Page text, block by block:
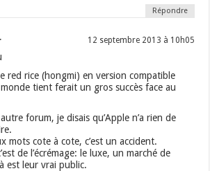
Répondre
12 septembre 2013 à 10h05
red rice (hongmi) en version compatible
tient ferait un gros succès face au
forum, je disais qu’Apple n’a rien de
mots cote à cote, c’est un accident.
de l’écrémage: le luxe, un marché de
est leur vrai public.